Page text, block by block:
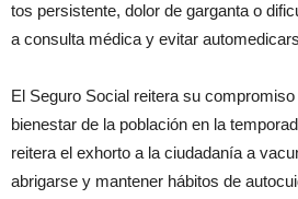
tos persistente, dolor de garganta o
a consulta médica y evitar
El Seguro Social reitera su
bienestar de la población en la
reitera el exhorto a la ciudadanía a
abrigarse y mantener hábitos de